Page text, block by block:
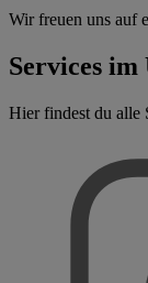
Wir freuen uns auf
Services
Hier findest du alle